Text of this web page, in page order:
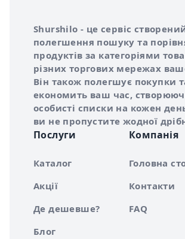
Про сервіс Shurshilo
Shurshilo - це сервіс
полегшення пошуку та
продуктів за категоріями
різних торгових мережах
Він також полегшує покупки
економить ваш час,
особисті списки на кожен
ви не пропустите жодної
Послуги
Каталог
Акції
Де дешевше?
Блог
Компанія
Головна
Контакти
FAQ